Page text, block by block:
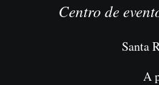
Centro de
Santa
A